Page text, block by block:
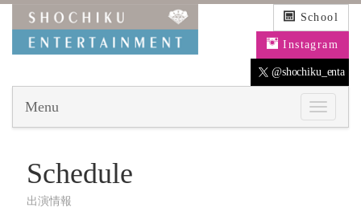
School
Instagram
@shochiku_enta
Menu
Schedule
出演情報